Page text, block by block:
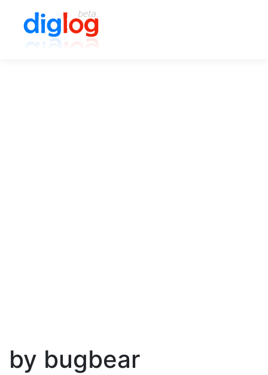
by bugbear